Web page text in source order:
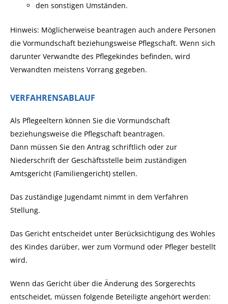
den sonstigen Umständen.
Hinweis: Möglicherweise beantragen auch andere Personen
die Vormundschaft beziehungsweise Pflegschaft. Wenn sich
darunter Verwandte des Pflegekindes befinden, wird
Verwandten meistens Vorrang gegeben.
VERFAHRENSABLAUF
Als Pflegeeltern können Sie die Vormundschaft
beziehungsweise die Pflegschaft beantragen.
Dann müssen Sie den Antrag schriftlich oder zur
Niederschrift der Geschäftsstelle beim zuständigen
Amtsgericht (Familiengericht) stellen.
Das zuständige Jugendamt nimmt in dem Verfahren
Stellung.
Das Gericht entscheidet unter Berücksichtigung des Wohles
des Kindes darüber, wer zum Vormund oder Pfleger bestellt
wird.
Wenn das Gericht über die Änderung des Sorgerechts
entscheidet, müssen folgende Beteiligte angehört werden: